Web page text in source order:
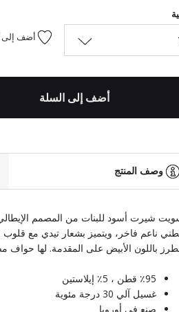
أضف إلى
أضف إلى السلة
وصف المنتج
شيرت أسود للبنات من المصمم
ناعم فاخر، ويتميز بشعار تيدي مع قلوب
باللون الأبيض على المقدمة. لها حواف
٪95 قطن ، 5٪ إيلاستين
غسيل آلي 30 درجة مئوية
صنع في أوروبا